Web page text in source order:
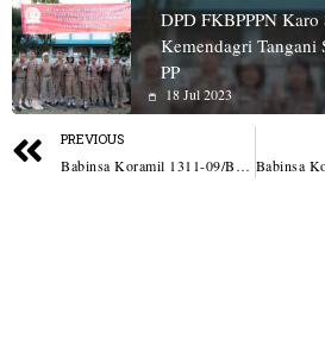
DPD FKBPPPN
Kemendagri Tangani
PP
18 Jul 2023
PREVIOUS
Babinsa Koramil 1311-09/Bahodopi Tetap Siaga dan Pantau Titik Rawan Banjir Saat Hujan Tinggi